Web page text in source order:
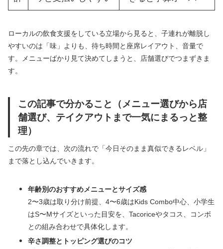
ローカルの飲食支援をしている立場から見ると、子連れが離脱し
やすいのは「味」よりも、待ち時間と座席レイアウト、音量で
す。メニューばかり見て決めてしまうと、店舗選びでつまずきま
す。
この記事で分かること（メニュー選びから店
舗選び、テイクアウトまで一気にまるっと整
理）
この先の章では、次の流れで「今日そのまま真似できるレベル」
まで落とし込んでいきます。
年齢別のおすすめメニューとサイズ感
2〜3歳は取り分け前提、4〜6歳はKids Combo中心、小学生
はS〜Mサイズといった目安を、Tacoriceやタコス、コンボ
との組み合わせで具体化します。
辛さ調整とトッピング選びのコツ